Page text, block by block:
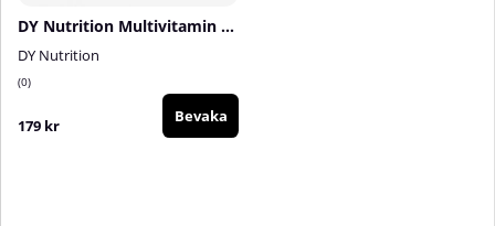
DY Nutrition Multivitamin Complex, 60 tabs
DY Nutrition
0
179 kr Bevaka